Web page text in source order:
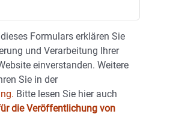
Formulars erklären Sie
und Verarbeitung Ihrer
einverstanden. Weitere
Sie in der
Bitte lesen Sie hier auch
die Veröffentlichung von